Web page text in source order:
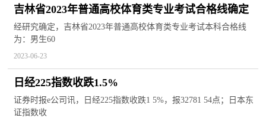
吉林省2023年普通高校体育类专业考试合格线确定
经研究确定，吉林省2023年普通高校体育类专业考试本科合格线
为：男生60
2023-06-23
日经225指数收跌1.5%
证券时报e公司讯，日经225指数收跌1 5%，报32781 54点；日本东
证指数收